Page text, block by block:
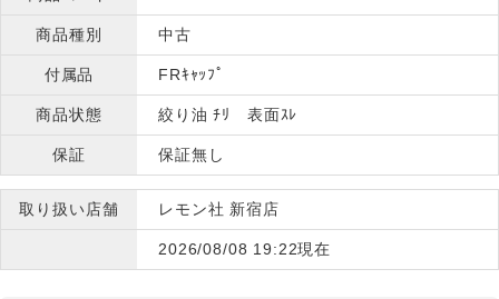
商品種別 中古
付属品 FRｷｬｯﾌﾟ
商品状態 絞り油 ﾁﾘ 表面ｽﾚ
保証 保証無し
取り扱い店舗 レモン社 新宿店
2026/08/08 19:22現在